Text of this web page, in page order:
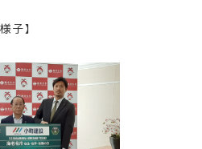
子】